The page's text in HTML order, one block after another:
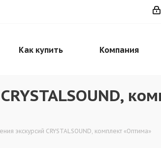
Как купить Компания
экскурсий CRYSTALSOUND, комплект «Оптима»